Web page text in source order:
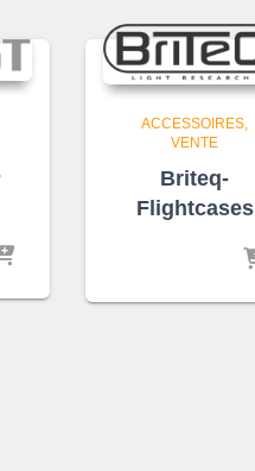
ACCESSOIRES
VENTE
Briteq-
Flightcases